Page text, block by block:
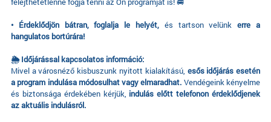
• Érdeklődjön bátran, foglalja le helyét,és tartson velünkerre a
hangulatos bortúrára!
🌦️ Időjárással kapcsolatos információ:
Mivel a városnéző kisbuszunk nyitott kialakítású, esős időjárás esetén
a program indulása módosulhat vagy elmaradhat. Vendégeink kényelme
és biztonsága érdekében kérjük, indulás előtt telefonon érdeklődjenek
az aktuális indulásról.